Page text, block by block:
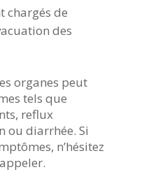
chargés de
des
organes peut
tels que
reflux
ou diarrhée. Si
n’hésitez